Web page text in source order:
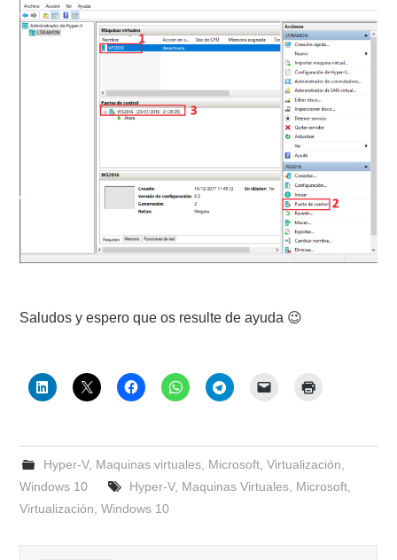
Saludos y espero que os resulte de ayuda 😉
Hyper-V, Maquinas virtuales, Microsoft, Virtualización
Windows 10
Hyper-V, Maquinas Virtuales, Microsoft,
Virtualización ,Windows 10